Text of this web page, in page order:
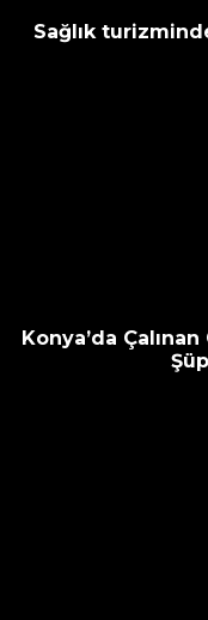
Sağlık
Konya’da